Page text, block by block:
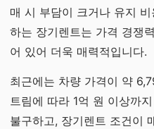
매 시 부담이 크거나 유지
하는 장기렌트는 가격 경쟁
어 있어 더욱 매력적입니다.
최근에는 차량 가격이 약
트림에 따라 1억 원 이상까
불구하고, 장기렌트 조건이